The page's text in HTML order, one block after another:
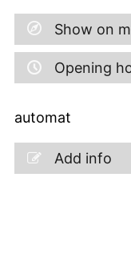
Show on
Opening
automat
Add info